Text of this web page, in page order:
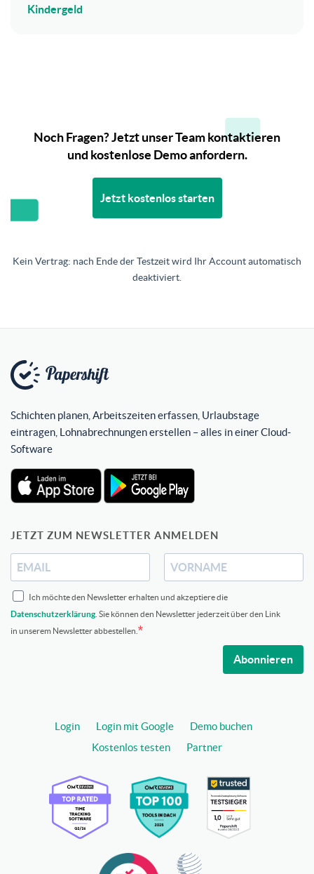
Kindergeld
Noch Fragen? Jetzt unser Team kontaktieren
und kostenlose Demo anfordern.
Jetzt kostenlos starten
Kein Vertrag: nach Ende der Testzeit wird Ihr Account automatisch
deaktiviert.
Schichten planen, Arbeitszeiten erfassen, Urlaubstage
eintragen, Lohnabrechnungen erstellen – alles in einer Cloud-
Software
JETZT ZUM NEWSLETTER ANMELDEN
Ich möchte den Newsletter erhalten und akzeptiere die
Datenschutzerklärung . Sie können den Newsletter jederzeit über den Link
in unserem Newsletter abbestellen.
Abonnieren
Login Login mit Google
Demo buchen
Kostenlos testen
Partner